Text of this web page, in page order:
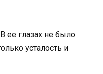
ее глазах не было
усталость и